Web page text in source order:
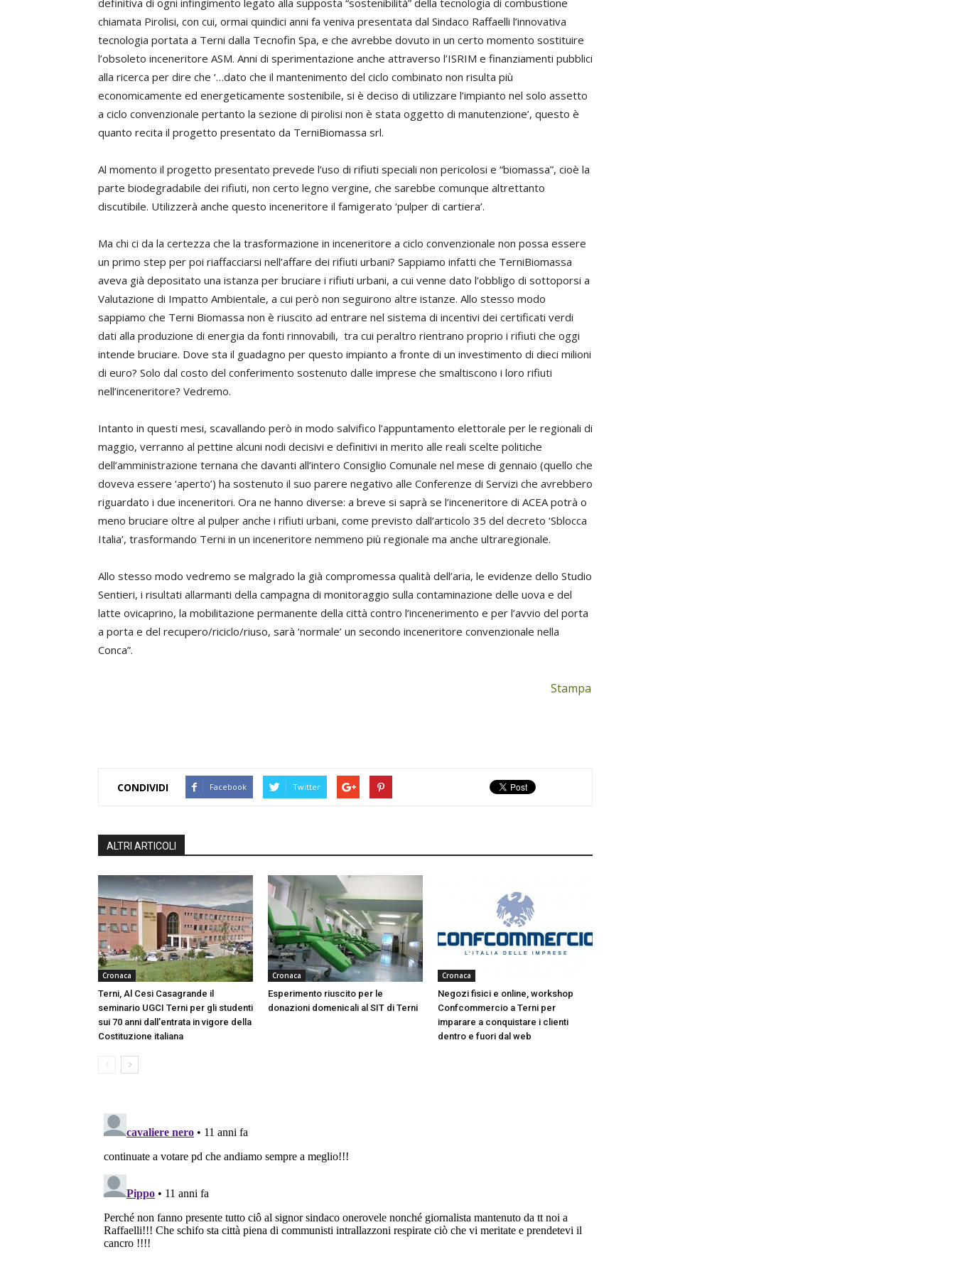
definitiva di ogni infingimento legato alla supposta “sostenibilità” della tecnologia di combustione
chiamata Pirolisi, con cui, ormai quindici anni fa veniva presentata dal Sindaco Raffaelli l’innovativa
tecnologia portata a Terni dalla Tecnofin Spa, e che avrebbe dovuto in un certo momento sostituire
l’obsoleto inceneritore ASM. Anni di sperimentazione anche attraverso l’ISRIM e finanziamenti pubblici
alla ricerca per dire che ‘…dato che il mantenimento del ciclo combinato non risulta più
economicamente ed energeticamente sostenibile, si è deciso di utilizzare l’impianto nel solo assetto
a ciclo convenzionale pertanto la sezione di pirolisi non è stata oggetto di manutenzione’, questo è
quanto recita il progetto presentato da TerniBiomassa srl.
Al momento il progetto presentato prevede l’uso di rifiuti speciali non pericolosi e “biomassa”, cioè la
parte biodegradabile dei rifiuti, non certo legno vergine, che sarebbe comunque altrettanto
discutibile. Utilizzerà anche questo inceneritore il famigerato ‘pulper di cartiera’.
Ma chi ci da la certezza che la trasformazione in inceneritore a ciclo convenzionale non possa essere
un primo step per poi riaffacciarsi nell’affare dei rifiuti urbani? Sappiamo infatti che TerniBiomassa
aveva già depositato una istanza per bruciare i rifiuti urbani, a cui venne dato l’obbligo di sottoporsi a
Valutazione di Impatto Ambientale, a cui però non seguirono altre istanze. Allo stesso modo
sappiamo che Terni Biomassa non è riuscito ad entrare nel sistema di incentivi dei certificati verdi
dati alla produzione di energia da fonti rinnovabili, tra cui peraltro rientrano proprio i rifiuti che oggi
intende bruciare. Dove sta il guadagno per questo impianto a fronte di un investimento di dieci milioni
di euro? Solo dal costo del conferimento sostenuto dalle imprese che smaltiscono i loro rifiuti
nell’inceneritore? Vedremo.
Intanto in questi mesi, scavallando però in modo salvifico l’appuntamento elettorale per le regionali di
maggio, verranno al pettine alcuni nodi decisivi e definitivi in merito alle reali scelte politiche
dell’amministrazione ternana che davanti all’intero Consiglio Comunale nel mese di gennaio (quello che
doveva essere ‘aperto’) ha sostenuto il suo parere negativo alle Conferenze di Servizi che avrebbero
riguardato i due inceneritori. Ora ne hanno diverse: a breve si saprà se l’inceneritore di ACEA potrà o
meno bruciare oltre al pulper anche i rifiuti urbani, come previsto dall’articolo 35 del decreto ‘Sblocca
Italia’, trasformando Terni in un inceneritore nemmeno più regionale ma anche ultraregionale.
Allo stesso modo vedremo se malgrado la già compromessa qualità dell’aria, le evidenze dello Studio
Sentieri, i risultati allarmanti della campagna di monitoraggio sulla contaminazione delle uova e del
latte ovicaprino, la mobilitazione permanente della città contro l’incenerimento e per l’avvio del porta
a porta e del recupero/riciclo/riuso, sarà ‘normale’ un secondo inceneritore convenzionale nella
Conca”.
Stampa
CONDIVIDI Facebook Twitter
ALTRI ARTICOLI
Cronaca
Terni, Al Cesi Casagrande il
seminario UGCI Terni per gli studenti
sui 70 anni dall’entrata in vigore della
Costituzione italiana
Cronaca
Esperimento riuscito per le
donazioni domenicali al SIT di Terni
Cronaca
Negozi fisici e online, workshop
Confcommercio a Terni per
imparare a conquistare i clienti
dentro e fuori dal web